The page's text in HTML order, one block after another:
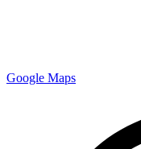
Google Maps